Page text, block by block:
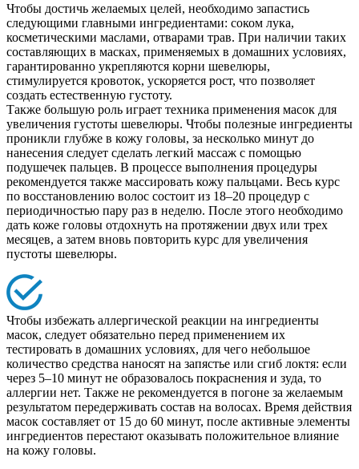
Чтобы достичь желаемых целей, необходимо запастись
следующими главными ингредиентами: соком лука,
косметическими маслами, отварами трав. При наличии таких
составляющих в масках, применяемых в домашних условиях,
гарантированно укрепляются корни шевелюры,
стимулируется кровоток, ускоряется рост, что позволяет
создать естественную густоту.
Также большую роль играет техника применения масок для
увеличения густоты шевелюры. Чтобы полезные ингредиенты
проникли глубже в кожу головы, за несколько минут до
нанесения следует сделать легкий массаж с помощью
подушечек пальцев. В процессе выполнения процедуры
рекомендуется также массировать кожу пальцами. Весь курс
по восстановлению волос состоит из 18–20 процедур с
периодичностью пару раз в неделю. После этого необходимо
дать коже головы отдохнуть на протяжении двух или трех
месяцев, а затем вновь повторить курс для увеличения
пустоты шевелюры.
Чтобы избежать аллергической реакции на ингредиенты
масок, следует обязательно перед применением их
тестировать в домашних условиях, для чего небольшое
количество средства наносят на запястье или сгиб локтя: если
через 5–10 минут не образовалось покраснения и зуда, то
аллергии нет. Также не рекомендуется в погоне за желаемым
результатом передерживать состав на волосах. Время действия
масок составляет от 15 до 60 минут, после активные элементы
ингредиентов перестают оказывать положительное влияние
на кожу головы.